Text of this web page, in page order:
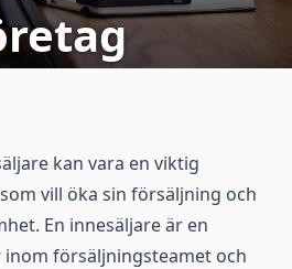
kan vara en viktig
vill öka sin försäljning och
En innesäljare är en
försäljningsteamet och